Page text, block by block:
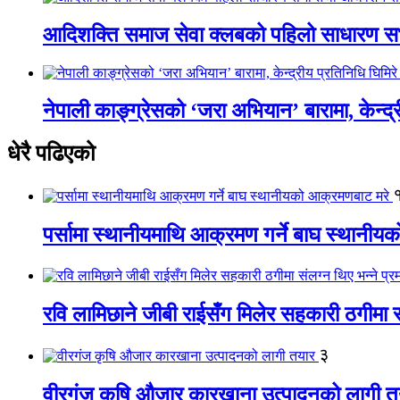
आदिशक्ति समाज सेवा क्लबको पहिलो साधारण
नेपाली काङ्ग्रेसको ‘जरा अभियान’ बारामा,
धेरै पढिएको
पर्सामा स्थानीयमाथि आक्रमण गर्ने बाघ
रवि लामिछाने जीबी राईसँग मिलेर सहकारी
३
वीरगंज कृषि औजार कारखाना उत्पादनको लागी